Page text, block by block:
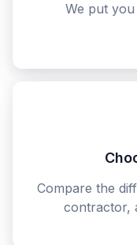
We put
Compare the
contractor,